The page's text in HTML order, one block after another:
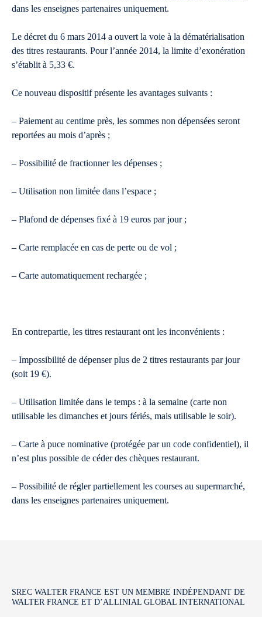
dans les enseignes partenaires uniquement.
Le décret du 6 mars 2014 a ouvert la voie à la dématérialisation
des titres restaurants. Pour l’année 2014, la limite d’exonération
s’établit à 5,33 €.
Ce nouveau dispositif présente les avantages suivants :
– Paiement au centime près, les sommes non dépensées seront
reportées au mois d’après ;
– Possibilité de fractionner les dépenses ;
– Utilisation non limitée dans l’espace ;
– Plafond de dépenses fixé à 19 euros par jour ;
– Carte remplacée en cas de perte ou de vol ;
– Carte automatiquement rechargée ;
En contrepartie, les titres restaurant ont les inconvénients :
– Impossibilité de dépenser plus de 2 titres restaurants par jour
(soit 19 €).
– Utilisation limitée dans le temps : à la semaine (carte non
utilisable les dimanches et jours fériés, mais utilisable le soir).
– Carte à puce nominative (protégée par un code confidentiel), il
n’est plus possible de céder des chèques restaurant.
– Possibilité de régler partiellement les courses au supermarché,
dans les enseignes partenaires uniquement.
SREC WALTER FRANCE EST UN MEMBRE INDÉPENDANT DE
WALTER FRANCE ET D’ALLINIAL GLOBAL INTERNATIONAL